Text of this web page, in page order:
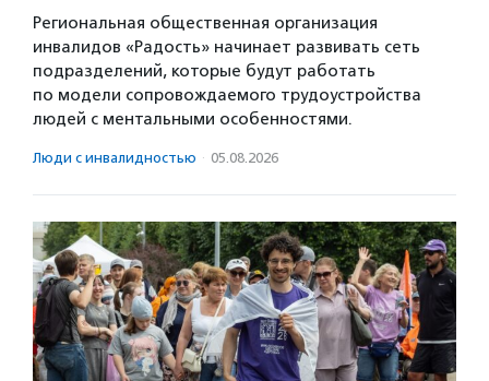
Региональная общественная организация
инвалидов «Радость» начинает развивать сеть
подразделений, которые будут работать
по модели сопровождаемого трудоустройства
людей с ментальными особенностями.
Люди с инвалидностью · 05.08.2026